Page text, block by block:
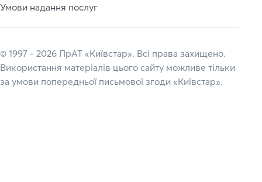
Умови надання послуг
© 1997 - 2026 ПрАТ «Київстар». Всі права захищено.
Використання матеріалів цього сайту можливе тільки
за умови попередньої письмової згоди «Київстар».